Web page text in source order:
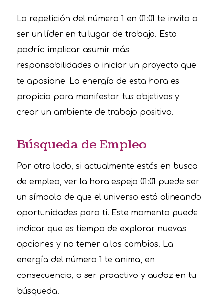
La repetición del número 1 en 01:01 te invita a
ser un líder en tu lugar de trabajo. Esto
podría implicar asumir más
responsabilidades o iniciar un proyecto que
te apasione. La energía de esta hora es
propicia para manifestar tus objetivos y
crear un ambiente de trabajo positivo.
Búsqueda de Empleo
Por otro lado, si actualmente estás en busca
de empleo, ver la hora espejo 01:01 puede ser
un símbolo de que el universo está alineando
oportunidades para ti. Este momento puede
indicar que es tiempo de explorar nuevas
opciones y no temer a los cambios. La
energía del número 1 te anima, en
consecuencia, a ser proactivo y audaz en tu
búsqueda.